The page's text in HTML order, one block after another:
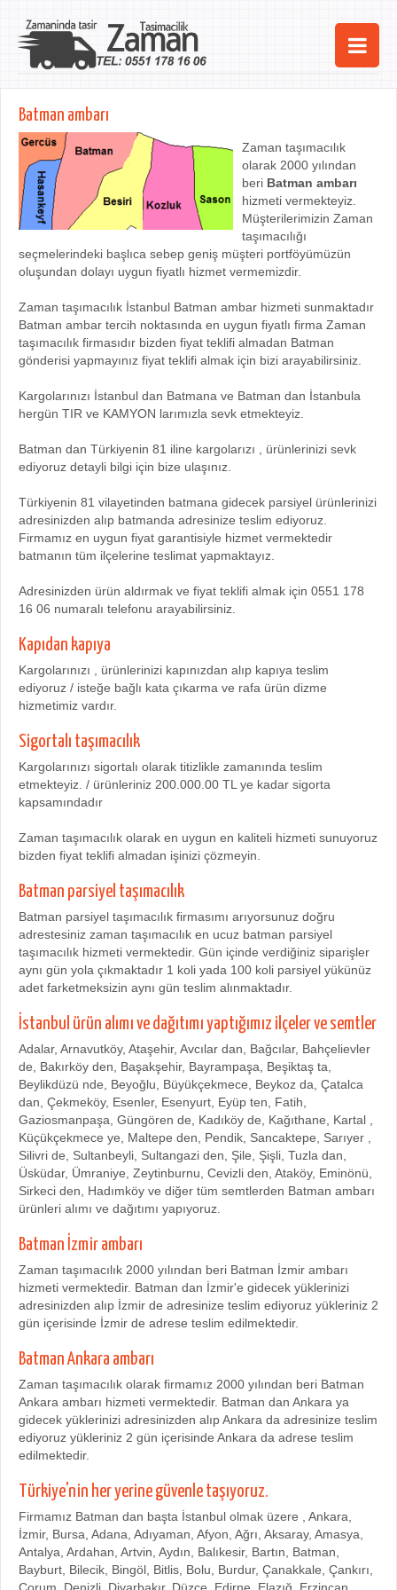
Ana Sayfa
Hizmetlerimiz
Kurumsal
iletişim
Batman ambarı
Zaman taşımacılık
olarak 2000 yılından
beri Batman ambarı
hizmeti vermekteyiz.
Müşterilerimizin Zaman
taşımacılığı
seçmelerindeki başlıca sebep geniş müşteri portföyümüzün
oluşundan dolayı uygun fiyatlı hizmet vermemizdir.
Zaman taşımacılık İstanbul Batman ambar hizmeti sunmaktadır
Batman ambar tercih noktasında en uygun fiyatlı firma Zaman
taşımacılık firmasıdır bizden fiyat teklifi almadan Batman
gönderisi yapmayınız fiyat teklifi almak için bizi arayabilirsiniz.
Kargolarınızı İstanbul dan Batmana ve Batman dan İstanbula
hergün TIR ve KAMYON larımızla sevk etmekteyiz.
Batman dan Türkiyenin 81 iline kargolarızı , ürünlerinizi sevk
ediyoruz detayli bilgi için bize ulaşınız.
Türkiyenin 81 vilayetinden batmana gidecek parsiyel ürünlerinizi
adresinizden alıp batmanda adresinize teslim ediyoruz.
Firmamız en uygun fiyat garantisiyle hizmet vermektedir
batmanın tüm ilçelerine teslimat yapmaktayız.
Adresinizden ürün aldırmak ve fiyat teklifi almak için 0551 178
16 06 numaralı telefonu arayabilirsiniz.
Kapıdan kapıya
Kargolarınızı , ürünlerinizi kapınızdan alıp kapıya teslim
ediyoruz / isteğe bağlı kata çıkarma ve rafa ürün dizme
hizmetimiz vardır.
Sigortalı taşımacılık
Kargolarınızı sigortalı olarak titizlikle zamanında teslim
etmekteyiz. / ürünleriniz 200.000.00 TL ye kadar sigorta
kapsamındadır
Zaman taşımacılık olarak en uygun en kaliteli hizmeti sunuyoruz
bizden fiyat teklifi almadan işinizi çözmeyin.
Batman parsiyel taşımacılık
Batman parsiyel taşımacılık firmasımı arıyorsunuz doğru
adrestesiniz zaman taşımacılık en ucuz batman parsiyel
taşımacılık hizmeti vermektedir. Gün içinde verdiğiniz siparişler
aynı gün yola çıkmaktadır 1 koli yada 100 koli parsiyel yükünüz
adet farketmeksizin aynı gün teslim alınmaktadır.
İstanbul ürün alımı ve dağıtımı yaptığımız ilçeler ve semtler
Adalar, Arnavutköy, Ataşehir, Avcılar dan, Bağcılar, Bahçelievler
de, Bakırköy den, Başakşehir, Bayrampaşa, Beşiktaş ta,
Beylikdüzü nde, Beyoğlu, Büyükçekmece, Beykoz da, Çatalca
dan, Çekmeköy, Esenler, Esenyurt, Eyüp ten, Fatih,
Gaziosmanpaşa, Güngören de, Kadıköy de, Kağıthane, Kartal ,
Küçükçekmece ye, Maltepe den, Pendik, Sancaktepe, Sarıyer ,
Silivri de, Sultanbeyli, Sultangazi den, Şile, Şişli, Tuzla dan,
Üsküdar, Ümraniye, Zeytinburnu, Cevizli den, Ataköy, Eminönü,
Sirkeci den, Hadımköy ve diğer tüm semtlerden Batman ambarı
ürünleri alımı ve dağıtımı yapıyoruz.
Batman İzmir ambarı
Zaman taşımacılık 2000 yılından beri Batman İzmir ambarı
hizmeti vermektedir. Batman dan İzmir'e gidecek yüklerinizi
adresinizden alıp İzmir de adresinize teslim ediyoruz yükleriniz 2
gün içerisinde İzmir de adrese teslim edilmektedir.
Batman Ankara ambarı
Zaman taşımacılık olarak firmamız 2000 yılından beri Batman
Ankara ambarı hizmeti vermektedir. Batman dan Ankara ya
gidecek yüklerinizi adresinizden alıp Ankara da adresinize teslim
ediyoruz yükleriniz 2 gün içerisinde Ankara da adrese teslim
edilmektedir.
Türkiye'nin her yerine güvenle taşıyoruz.
Firmamız Batman dan başta İstanbul olmak üzere , Ankara,
İzmir, Bursa, Adana, Adıyaman, Afyon, Ağrı, Aksaray, Amasya,
Antalya, Ardahan, Artvin, Aydın, Balıkesir, Bartın, Batman,
Bayburt, Bilecik, Bingöl, Bitlis, Bolu, Burdur, Çanakkale, Çankırı,